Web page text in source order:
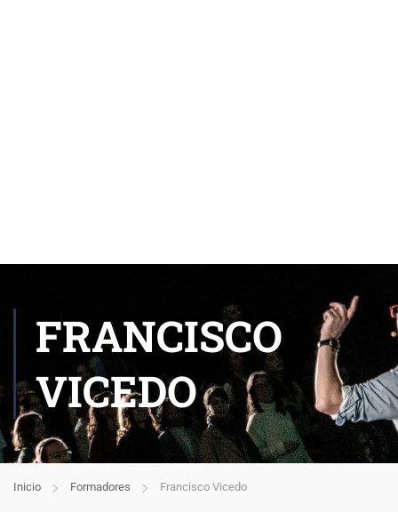
FRANCISCO
VICEDO
Inicio Formadores Francisco Vicedo